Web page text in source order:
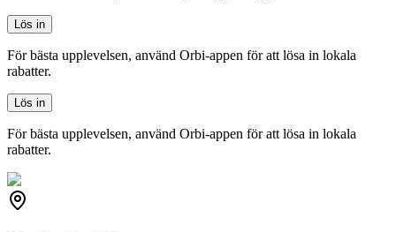
Lös in
För bästa upplevelsen, använd Orbi-appen för att lösa in lokala
rabatter.
Lös in
För bästa upplevelsen, använd Orbi-appen för att lösa in lokala
rabatter.